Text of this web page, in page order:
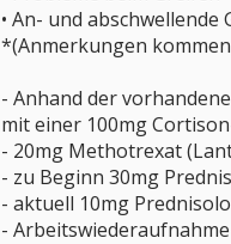
• An- und abschwellende
*(Anmerkungen
- Anhand der
mit einer 100mg
- 20mg Methotrexat
- zu Beginn 30mg
- aktuell 10mg
-